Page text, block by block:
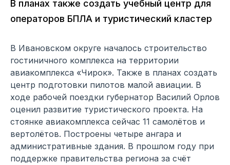
В планах также создать учебный центр для
операторов БПЛА и туристический кластер
В Ивановском округе началось строительство
гостиничного комплекса на территории
авиакомплекса «Чирок». Также в планах создать
центр подготовки пилотов малой авиации. В
ходе рабочей поездки губернатор Василий Орлов
оценил развитие туристического проекта. На
стоянке авиакомплекса сейчас 11 самолётов и
вертолётов. Построены четыре ангара и
административные здания. В прошлом году при
поддержке правительства региона за счёт